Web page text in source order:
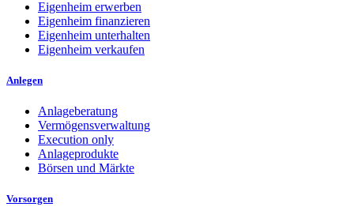
Eigenheim erwerben
Eigenheim finanzieren
Eigenheim unterhalten
Eigenheim verkaufen
Anlegen
Anlageberatung
Vermögensverwaltung
Execution only
Anlageprodukte
Börsen und Märkte
Vorsorgen